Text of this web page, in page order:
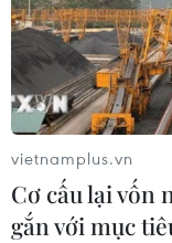
thành lập tiểu
tranh du kích quy
vietnamplus.vn
Cơ cấu lại vốn
gắn với mục